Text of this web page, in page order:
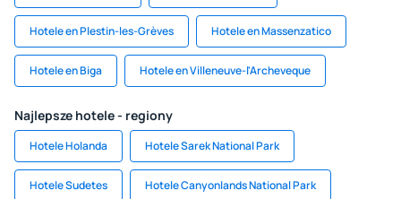
Hotele en Plestin-les-Grèves Hotele en Massenzatico
Hotele en Biga Hotele en Villeneuve-l'Archeveque
Najlepsze hotele - regiony
Hotele Holanda Hotele Sarek National Park
Hotele Sudetes Hotele Canyonlands National Park